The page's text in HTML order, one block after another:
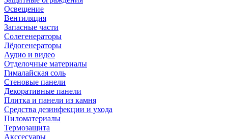
Освещение
Вентиляция
Запасные части
Солегенераторы
Лёдогенераторы
Аудио и видео
Отделочные материалы
Гималайская соль
Стеновые панели
Декоративные панели
Плитка и панели из камня
Средства дезинфекции и ухода
Пиломатериалы
Термозащита
Аксcесуары